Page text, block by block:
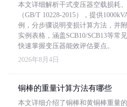
本文详细解析干式变压器空载损耗
（GB/T 10228-2015），提供
例，分步骤说明变损计算方法，并
实例表格，涵盖SCB10/SCB13等常
快速掌握变压器能效评估要点。
2026年8月4日
铜棒的重量计算方法有哪些
本文详细介绍了铜棒和黄铜棒重量